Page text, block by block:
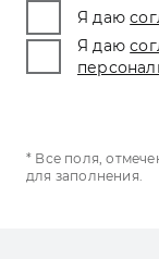
Я даю
Я даю
* Все поля,
для заполнения.